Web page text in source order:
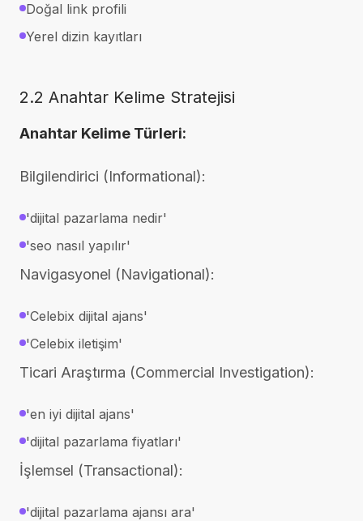
Doğal link profili
Yerel dizin kayıtları
2.2 Anahtar Kelime Stratejisi
Anahtar Kelime Türleri:
Bilgilendirici (Informational):
'dijital pazarlama nedir'
'seo nasıl yapılır'
Navigasyonel (Navigational):
'Celebix dijital ajans'
'Celebix iletişim'
Ticari Araştırma (Commercial Investigation):
'en iyi dijital ajans'
'dijital pazarlama fiyatları'
İşlemsel (Transactional):
'dijital pazarlama ajansı ara'